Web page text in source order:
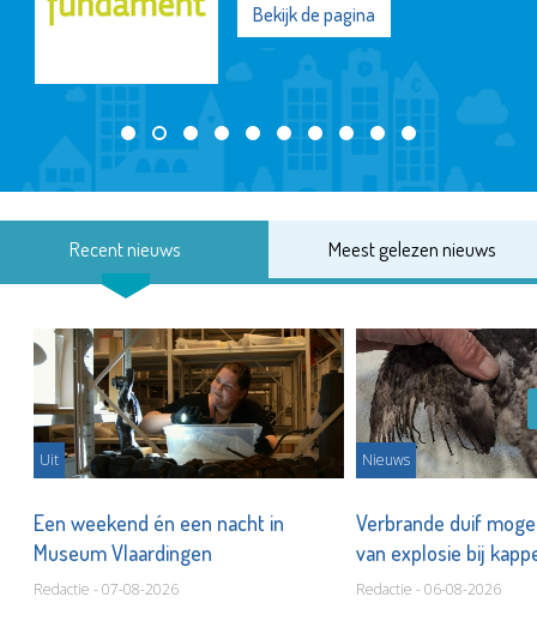
Bekijk de pagina
Recent nieuws Meest gelezen nieuws
Uit
Een weekend én een nacht in
Museum Vlaardingen
Redactie - 07-08-2026
Nieuws
Verbrande duif
van explosie bij
Redactie - 06-08-2026